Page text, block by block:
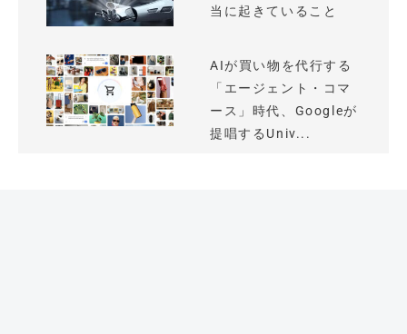
当に起きていること
AIが買い物を代行する
「エージェント・コマ
ース」時代、Googleが
提唱するUniv...